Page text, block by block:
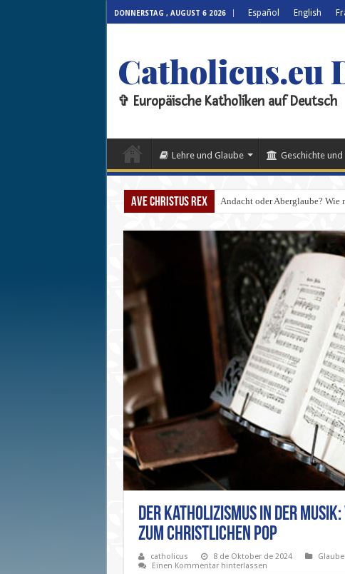
DONNERSTAG , AUGUST 6 2026 Español English
Catholicus.eu
✞ Europäische Katholiken auf Deutsch
Lehre und Glaube Geschichte
Ave Christus Rex Andacht oder Aberglaube?
Der Katholizismus in der
zum Christlichen Pop
catholicus 8 de Oktober de 2024
Einen Kommentar hinterlassen